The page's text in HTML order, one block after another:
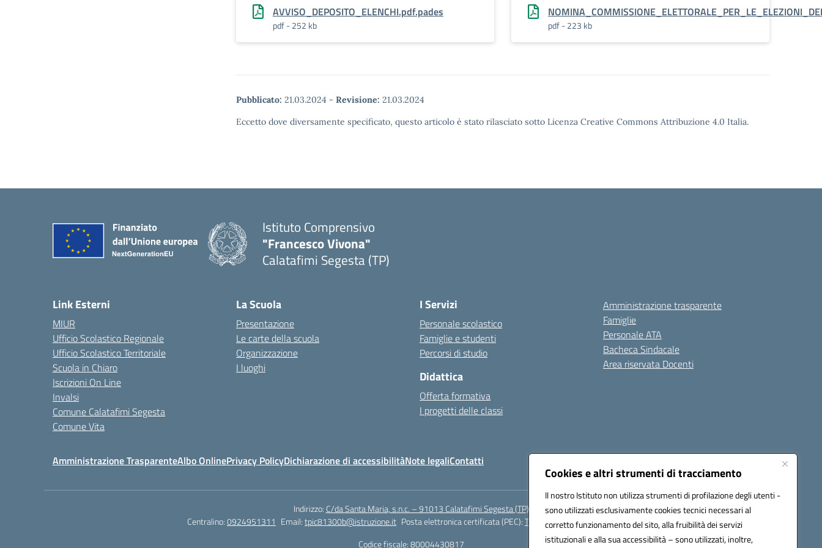
Cookies e altri strumenti di tracciamento
Il nostro Istituto non utilizza strumenti di profilazione degli utenti -
sono utilizzati esclusivamente cookies tecnici necessari al
corretto funzionamento del sito, alla fruibilità dei servizi
istituzionali e alla sua accessibilità – sono utilizzati, inoltre,
AVVISO_DEPOSITO_ELENCHI.pdf.pades
pdf - 252 kb pdf - 223 kb
Pubblicato: 21.03.2024 - Revisione: 21.03.2024
Eccetto dove diversamente specificato, questo articolo è stato rilasciato sotto Licenza Creative Commons Attribuzione 4.0 Italia.
Istituto Comprensivo
"Francesco Vivona"
Calatafimi Segesta (TP)
Link Esterni
MIUR
Ufficio Scolastico Regionale
Ufficio Scolastico Territoriale
Scuola in Chiaro
Iscrizioni On Line
Invalsi
Comune Calatafimi Segesta
Comune Vita
La Scuola
Presentazione
Le carte della scuola
Organizzazione
I luoghi
I Servizi
Personale scolastico
Famiglie e studenti
Percorsi di studio
Didattica
Offerta formativa
I progetti delle classi
Amministrazione trasparente
Famiglie
Personale ATA
Bacheca Sindacale
Area riservata Docenti
Amministrazione TrasparenteAlbo OnlinePrivacy PolicyDichiarazione di accessibilitàNote legaliContatti
Indirizzo: C/da Santa Maria, s.n.c. – 91013 Calatafimi Segesta (TP)
Centralino:0924951311 Email:tpic81300b@istruzione.it Posta elettronica certificata (PEC):TPIC81300B@pec.istruzione.it
Codice fiscale: 80004430817